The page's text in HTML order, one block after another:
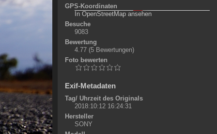
GPS-Koordinaten
+
-
©
In OpenStreetMap ansehen
Besuche
9083
Bewertung
4.77 (5 Bewertungen)
Foto bewerten
Exif-Metadaten
Tag/ Uhrzeit des Originals
2018:10:12 16:24:31
Hersteller
SONY